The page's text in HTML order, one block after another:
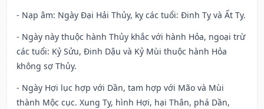
- Nạp âm: Ngày Đại Hải Thủy, kỵ các tuổi: Đinh Tỵ và Ất Tỵ.
- Ngày này thuộc hành Thủy khắc với hành Hỏa, ngoại trừ
các tuổi: Kỷ Sửu, Đinh Dậu và Kỷ Mùi thuộc hành Hỏa
không sợ Thủy.
- Ngày Hợi lục hợp với Dần, tam hợp với Mão và Mùi
thành Mộc cục. Xung Tỵ, hình Hợi, hại Thân, phá Dần,